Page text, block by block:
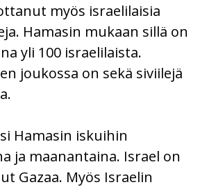
myös israelilaisia
Hamasin mukaan sillä on
yli 100 israelilaista.
joukossa on sekä siviilejä
Hamasin iskuihin
ja maanantaina. Israel on
Gazaa. Myös Israelin